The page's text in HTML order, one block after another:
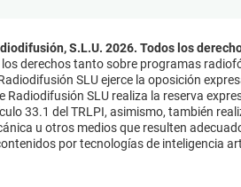
S.L.U. 2026. Todos los
derechos tanto sobre programas
SLU ejerce la oposición
Radiodifusión SLU realiza la reserva
33.1 del TRLPI, asimismo, también
u otros medios que resulten
por tecnologías de inteligencia